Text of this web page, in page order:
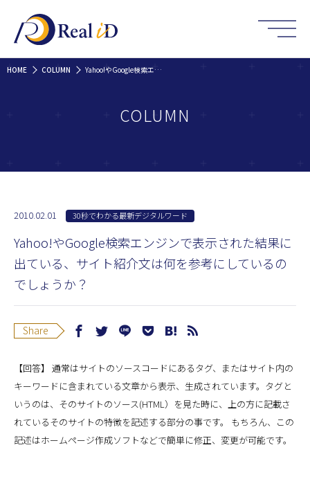
HOME COLUMN Yahoo!やGoogle検索エンジンで表示された結果に出ている、サイト紹介文は何を参考にしているのでしょうか？
COLUMN
2010.02.01 30秒でわかる最新デジタルワード
Yahoo!やGoogle検索エンジンで表示された結果に
出ている、サイト紹介文は何を参考にしているの
でしょうか？
Share
【回答】 通常はサイトのソースコードにあるタグ、またはサイト内の
キーワードに含まれている文章から表示、生成されています。タグと
いうのは、そのサイトのソース(HTML）を見た時に、上の方に記載さ
れているそのサイトの特徴を記述する部分の事です。 もちろん、この
記述はホームページ作成ソフトなどで簡単に修正、変更が可能です。